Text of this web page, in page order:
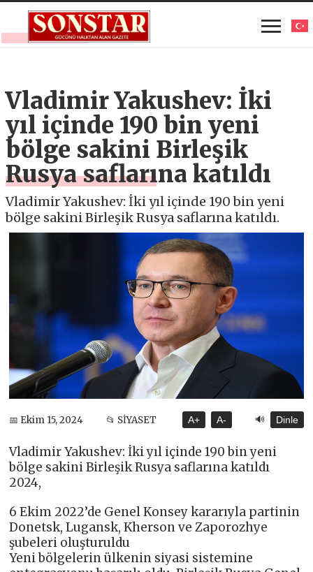
Vladimir Yakushev: İki
yıl içinde 190 bin yeni
bölge sakini Birleşik
Rusya saflarına katıldı
Vladimir Yakushev: İki yıl içinde 190 bin yeni
bölge sakini Birleşik Rusya saflarına katıldı.
📅 Ekim 15, 2024 📂 SİYASET A+ A- 🔊 Dinle
Vladimir Yakushev: İki yıl içinde 190 bin yeni
bölge sakini Birleşik Rusya saflarına katıldı
2024,
6 Ekim 2022’de Genel Konsey kararıyla partinin
Donetsk, Lugansk, Kherson ve Zaporozhye
şubeleri oluşturuldu
Yeni bölgelerin ülkenin siyasi sistemine